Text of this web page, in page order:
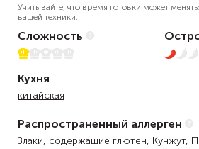
Учитывайте, что время готовки может
вашей техники.
Сложность
1 из 5
1 из 5
Кухня
китайская
Распространенный аллерген
Злаки, содержащие глютен, Кунжут,